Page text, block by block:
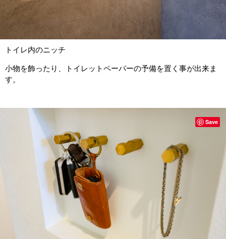
トイレ内のニッチ
小物を飾ったり、トイレットペーパーの予備を置く事が出来ま
す。
Save